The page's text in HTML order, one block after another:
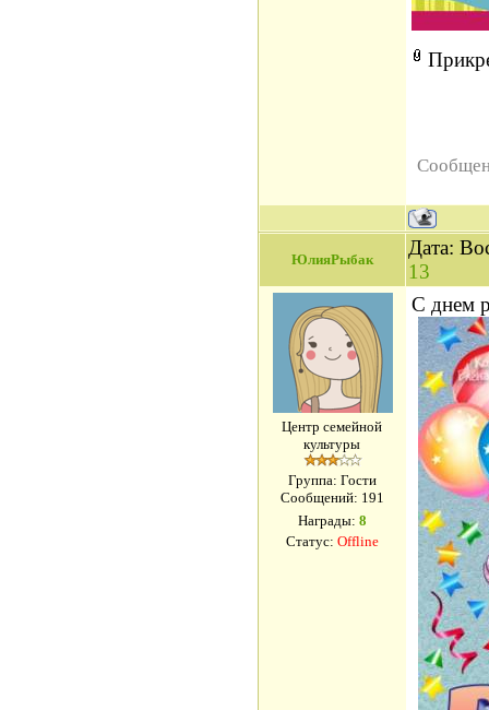
ЮлияРыбак
Дата:
13
Центр семейной
культуры
Группа: Гости
Сообщений: 191
Награды: 8
Статус: Offline
С днем